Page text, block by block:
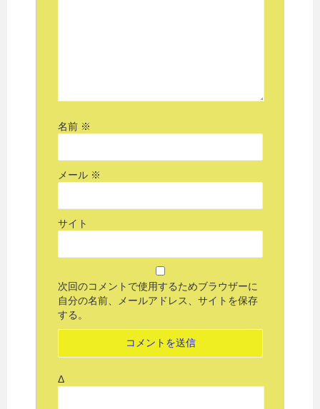
名前 ※
メール ※
サイト
次回のコメントで使用するためブラウザーに
自分の名前、メールアドレス、サイトを保存
する。
Δ